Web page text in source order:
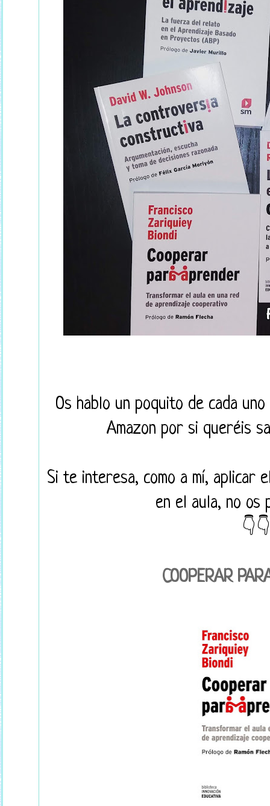
Os hablo un poquito de cada
Amazon por si queréis
Si te interesa, como a mí, aplicar
en el aula, no os
👇👇
COOPERAR